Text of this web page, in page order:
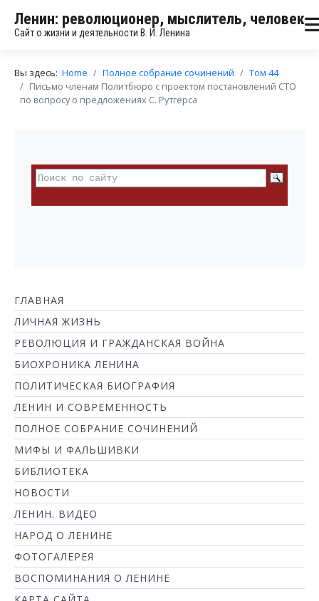
Ленин: революционер, мыслитель, человек
Сайт о жизни и деятельности В. И. Ленина
Вы здесь: Home Полное собрание сочинений
Том 44
Письмо членам Политбюро с проектом постановлений СТО
по вопросу о предложениях С. Рутгерса
ГЛАВНАЯ
ЛИЧНАЯ ЖИЗНЬ
РЕВОЛЮЦИЯ И ГРАЖДАНСКАЯ ВОЙНА
БИОХРОНИКА ЛЕНИНА
ПОЛИТИЧЕСКАЯ БИОГРАФИЯ
ЛЕНИН И СОВРЕМЕННОСТЬ
ПОЛНОЕ СОБРАНИЕ СОЧИНЕНИЙ
МИФЫ И ФАЛЬШИВКИ
БИБЛИОТЕКА
НОВОСТИ
ЛЕНИН. ВИДЕО
НАРОД О ЛЕНИНЕ
ФОТОГАЛЕРЕЯ
ВОСПОМИНАНИЯ О ЛЕНИНЕ